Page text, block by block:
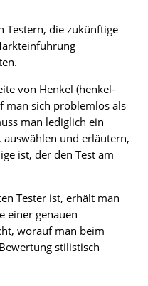
Testern, die zukünftige
von Henkel (henkel-
man sich problemlos als
man lediglich ein
und erläutern,
ist, der den Test am
Tester ist, erhält man
einer genauen
worauf man beim
stilistisch